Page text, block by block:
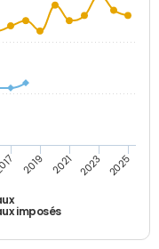
imposés
2019 2021 2023 2025